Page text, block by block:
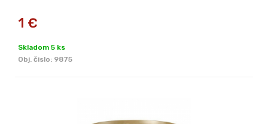
1 €
Skladom 5 ks
Obj. čislo: 9875